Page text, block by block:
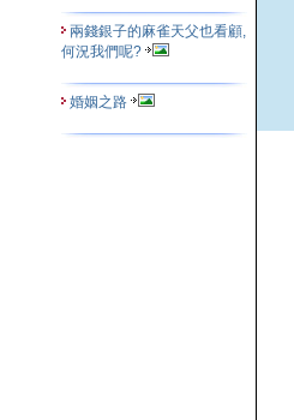
兩錢銀子的麻雀天父也看顧,
何況我們呢?
婚姻之路